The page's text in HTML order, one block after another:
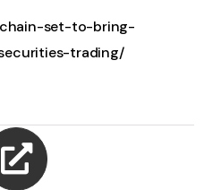
set-to-bring-
trading/